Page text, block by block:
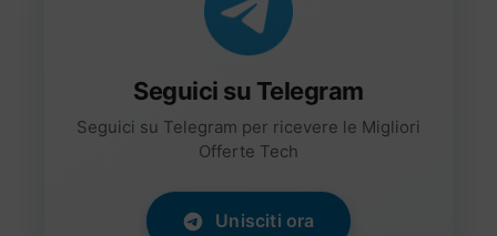
Seguici su Telegram
Seguici su Telegram per ricevere le Migliori
Offerte Tech
Unisciti ora